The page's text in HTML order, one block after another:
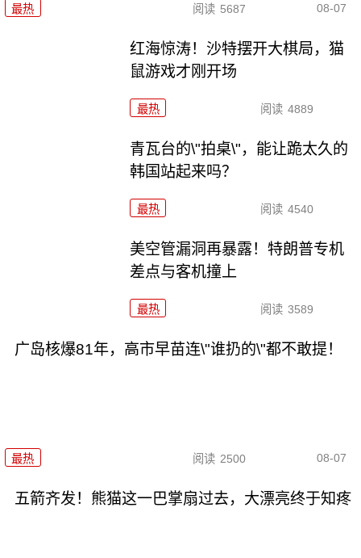
最热 阅读 5687 08-07
红海惊涛！沙特摆开大棋局，猫
鼠游戏才刚开场
最热 阅读 4889
青瓦台的\"拍桌\"，能让跪太久的
韩国站起来吗？
最热 阅读 4540
美空管漏洞再暴露！特朗普专机
差点与客机撞上
最热 阅读 3589
广岛核爆81年，高市早苗连\"谁扔的\"都不敢提！
最热 阅读 2500 08-07
五箭齐发！熊猫这一巴掌扇过去，大漂亮终于知疼